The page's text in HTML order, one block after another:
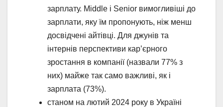
зарплату. Middle і Senior вимогливіші до
зарплати, яку їм пропонують, ніж менш
досвідчені айтівці. Для джунів та
інтернів перспективи кар’єрного
зростання в компанії (назвали 77% з
них) майже так само важливі, як і
зарплата (73%).
станом на лютий 2024 року в Україні